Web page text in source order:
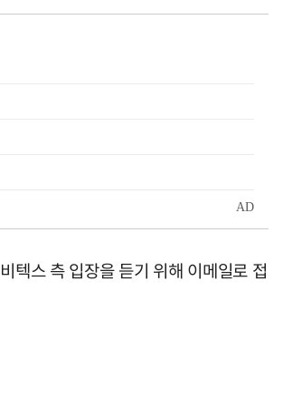
텍스 측 입장을 듣기 위해 이메일로 접